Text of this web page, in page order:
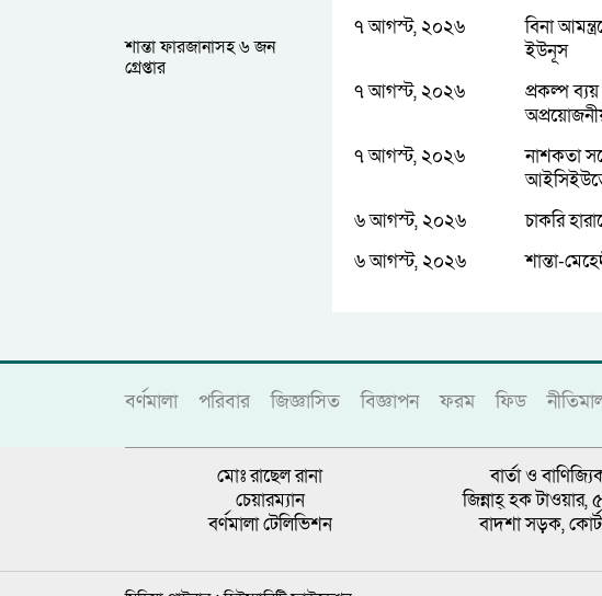
শান্তা ফারজানাসহ ৬ জন
গ্রেপ্তার
৭ আগস্ট, ২০২৬
বিনা
ইউনূস
৭ আগস্ট, ২০২৬
প্রকল্প
৭ আগস্ট, ২০২৬
নাশকতা
৬ আগস্ট, ২০২৬
চাকরি
৬ আগস্ট, ২০২৬
শান্তা-
বর্ণমালা পরিবার জিজ্ঞাসিত বিজ্ঞাপন ফরম ফিড
মোঃ রাছেল রানা
চেয়ারম্যান
বর্ণমালা টেলিভিশন
বার্তা ও
জিন্নাহ্ হক
বাদশা সড়ক,